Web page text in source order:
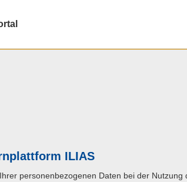
ILIAS
personenbezogenen Daten bei der